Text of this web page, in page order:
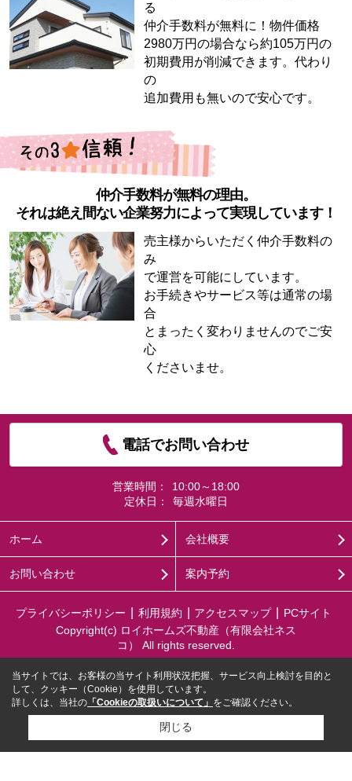
る
仲介手数料が無料に！物件価格
2980万円の場合なら約105万円の
初期費用が削減できます。代わり
の
追加費用も無いので安心です。
仲介手数料が無料の理由。
それは絶え間ない企業努力によって実現しています！
売主様からいただく仲介手数料の
み
で運営を可能にしています。
お手続きやサービス等は通常の場
合
とまったく変わりませんのでご安
心
くださいませ。
電話でお問い合わせ
営業時間：
10:00～18:00
定休日：
毎週水曜日
ホーム 会社概要
お問い合わせ 案内予約
プライバシーポリシー 利用規約 アクセスマップ
PCサイト
Copyright(c) ロイホームズ不動産（有限会社ネス
コ） All rights reserved.
当サイトでは、お客様の当サイト利用状況把握、サービス向上検討を目的と
して、クッキー（Cookie）を使用しています。
詳しくは、当社の 「Cookieの取扱いについて」 をご確認ください。
閉じる